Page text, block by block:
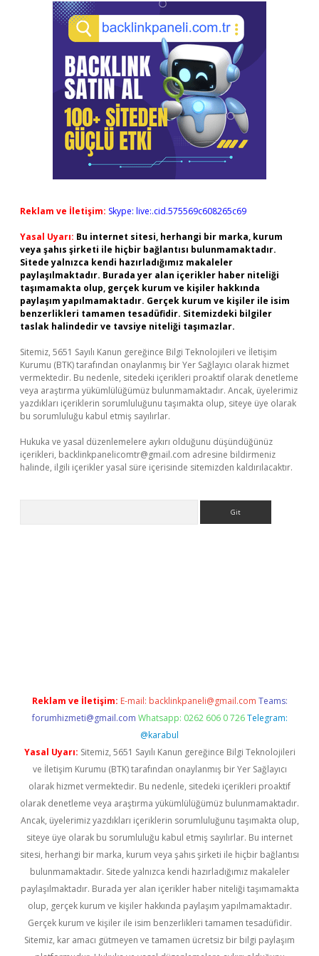
Reklam ve İletişim: Skype: live:.cid.575569c608265c69
Yasal Uyarı: Bu internet sitesi, herhangi bir marka, kurum
veya şahıs şirketi ile hiçbir bağlantısı bulunmamaktadır.
Sitede yalnızca kendi hazırladığımız makaleler
paylaşılmaktadır. Burada yer alan içerikler haber niteliği
taşımamakta olup, gerçek kurum ve kişiler hakkında
paylaşım yapılmamaktadır. Gerçek kurum ve kişiler ile isim
benzerlikleri tamamen tesadüfidir. Sitemizdeki bilgiler
taslak halindedir ve tavsiye niteliği taşımazlar.
Sitemiz, 5651 Sayılı Kanun gereğince Bilgi Teknolojileri ve İletişim
Kurumu (BTK) tarafından onaylanmış bir Yer Sağlayıcı olarak hizmet
vermektedir. Bu nedenle, sitedeki içerikleri proaktif olarak denetleme
veya araştırma yükümlülüğümüz bulunmamaktadır. Ancak, üyelerimiz
yazdıkları içeriklerin sorumluluğunu taşımakta olup, siteye üye olarak
bu sorumluluğu kabul etmiş sayılırlar.
Hukuka ve yasal düzenlemelere aykırı olduğunu düşündüğünüz
içerikleri, backlinkpanelicomtr@gmail.com adresine bildirmeniz
halinde, ilgili içerikler yasal süre içerisinde sitemizden kaldırılacaktır.
Reklam ve İletişim: E-mail: backlinkpaneli@gmail.com Teams:
forumhizmeti@gmail.com Whatsapp: 0262 606 0 726 Telegram:
@karabul
Yasal Uyarı: Sitemiz, 5651 Sayılı Kanun gereğince Bilgi Teknolojileri
ve İletişim Kurumu (BTK) tarafından onaylanmış bir Yer Sağlayıcı
olarak hizmet vermektedir. Bu nedenle, sitedeki içerikleri proaktif
olarak denetleme veya araştırma yükümlülüğümüz bulunmamaktadır.
Ancak, üyelerimiz yazdıkları içeriklerin sorumluluğunu taşımakta olup,
siteye üye olarak bu sorumluluğu kabul etmiş sayılırlar. Bu internet
sitesi, herhangi bir marka, kurum veya şahıs şirketi ile hiçbir bağlantısı
bulunmamaktadır. Sitede yalnızca kendi hazırladığımız makaleler
paylaşılmaktadır. Burada yer alan içerikler haber niteliği taşımamakta
olup, gerçek kurum ve kişiler hakkında paylaşım yapılmamaktadır.
Gerçek kurum ve kişiler ile isim benzerlikleri tamamen tesadüfidir.
Sitemiz, kar amacı gütmeyen ve tamamen ücretsiz bir bilgi paylaşım